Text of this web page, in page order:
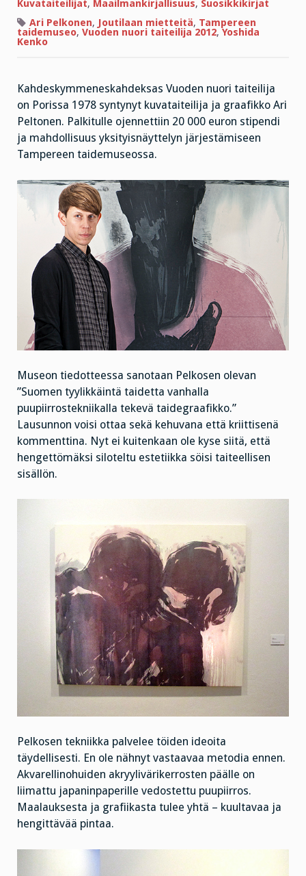
Kuvataiteilijat, Maailmankirjallisuus, Suosikkikirjat
Ari Pelkonen, Joutilaan mietteitä, Tampereen
taidemuseo, Vuoden nuori taiteilija 2012, Yoshida
Kenko
Kahdeskymmeneskahdeksas Vuoden nuori taiteilija
on Porissa 1978 syntynyt kuvataiteilija ja graafikko Ari
Peltonen. Palkitulle ojennettiin 20 000 euron stipendi
ja mahdollisuus yksityisnäyttelyn järjestämiseen
Tampereen taidemuseossa.
Museon tiedotteessa sanotaan Pelkosen olevan
”Suomen tyylikkäintä taidetta vanhalla
puupiirrostekniikalla tekevä taidegraafikko.”
Lausunnon voisi ottaa sekä kehuvana että kriittisenä
kommenttina. Nyt ei kuitenkaan ole kyse siitä, että
hengettömäksi siloteltu estetiikka söisi taiteellisen
sisällön.
Pelkosen tekniikka palvelee töiden ideoita
täydellisesti. En ole nähnyt vastaavaa metodia ennen.
Akvarellinohuiden akryylivärikerrosten päälle on
liimattu japaninpaperille vedostettu puupiirros.
Maalauksesta ja grafiikasta tulee yhtä – kuultavaa ja
hengittävää pintaa.